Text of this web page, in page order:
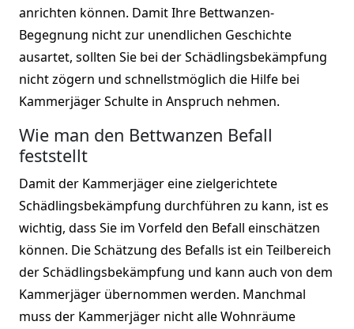
anrichten können. Damit Ihre Bettwanzen-
Begegnung nicht zur unendlichen Geschichte
ausartet, sollten Sie bei der Schädlingsbekämpfung
nicht zögern und schnellstmöglich die Hilfe bei
Kammerjäger Schulte in Anspruch nehmen.
Wie man den Bettwanzen Befall
feststellt
Damit der Kammerjäger eine zielgerichtete
Schädlingsbekämpfung durchführen zu kann, ist es
wichtig, dass Sie im Vorfeld den Befall einschätzen
können. Die Schätzung des Befalls ist ein Teilbereich
der Schädlingsbekämpfung und kann auch von dem
Kammerjäger übernommen werden. Manchmal
muss der Kammerjäger nicht alle Wohnräume